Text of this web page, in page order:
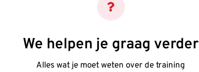
We helpen je graag verder
Alles wat je moet weten over de training